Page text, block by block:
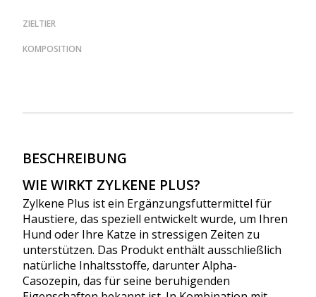
ZIELTIER
KOMPOSITION
BESCHREIBUNG
WIE WIRKT ZYLKENE PLUS?
Zylkene Plus ist ein Ergänzungsfuttermittel für
Haustiere, das speziell entwickelt wurde, um Ihren
Hund oder Ihre Katze in stressigen Zeiten zu
unterstützen. Das Produkt enthält ausschließlich
natürliche Inhaltsstoffe, darunter Alpha-
Casozepin, das für seine beruhigenden